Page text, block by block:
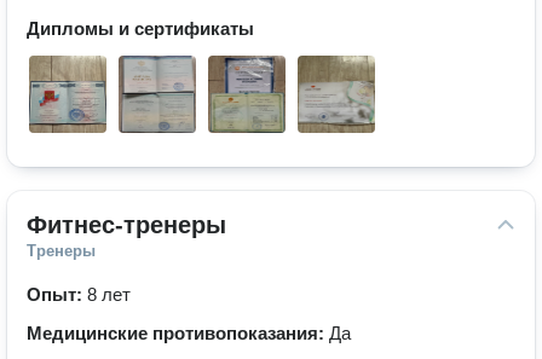
Дипломы и сертификаты
Фитнес-тренеры
Тренеры
Опыт: 8 лет
Медицинские противопоказания: Да